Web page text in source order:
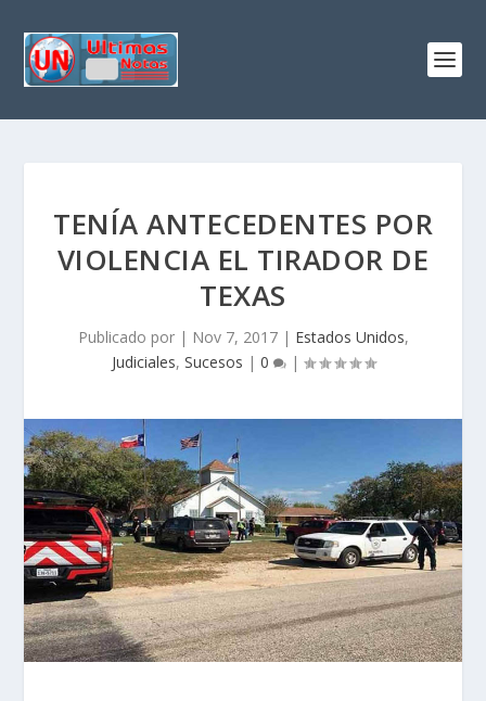
TENÍA ANTECEDENTES POR
VIOLENCIA EL TIRADOR DE
TEXAS
Publicado por | Nov 7, 2017| Estados Unidos,
Judiciales, Sucesos | 0 |